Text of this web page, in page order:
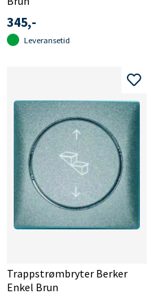
345,-
Leveransetid
Trappstrømbryter Berker
Enkel Brun